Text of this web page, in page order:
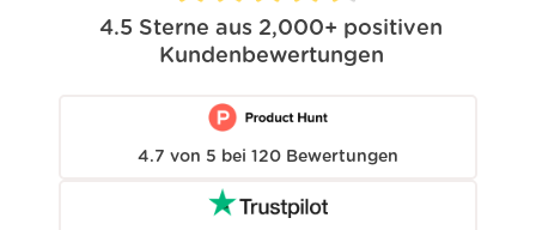
4.5 Sterne aus 2,000+ positiven
Kundenbewertungen
4.7 von 5 bei 120 Bewertungen